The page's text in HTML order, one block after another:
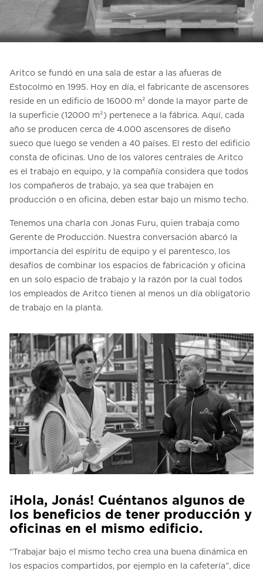
Contacte con nosotros
Pedir una estimación de precio
FAQ
Aritco se fundó en una sala de estar a las afueras de
Estocolmo en 1995. Hoy en día, el fabricante de ascensores
reside en un edificio de 16000 m² donde la mayor parte de
la superficie (12000 m²) pertenece a la fábrica. Aquí, cada
año se producen cerca de 4.000 ascensores de diseño
sueco que luego se venden a 40 países. El resto del edificio
consta de oficinas. Uno de los valores centrales de Aritco
es el trabajo en equipo, y la compañía considera que todos
los compañeros de trabajo, ya sea que trabajen en
producción o en oficina, deben estar bajo un mismo techo.
Tenemos una charla con Jonas Furu, quien trabaja como
Gerente de Producción. Nuestra conversación abarcó la
importancia del espíritu de equipo y el parentesco, los
desafíos de combinar los espacios de fabricación y oficina
en un solo espacio de trabajo y la razón por la cual todos
los empleados de Aritco tienen al menos un día obligatorio
de trabajo en la planta.
¡Hola, Jonás! Cuéntanos algunos de
los beneficios de tener producción y
oficinas en el mismo edificio.
“Trabajar bajo el mismo techo crea una buena dinámica en
los espacios compartidos, por ejemplo en la cafetería”, dice